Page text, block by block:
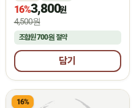
16%3,800원
4,500원
조합원700원절약
담기
16%